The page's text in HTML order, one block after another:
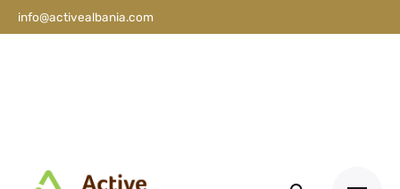
info@activealbania.com